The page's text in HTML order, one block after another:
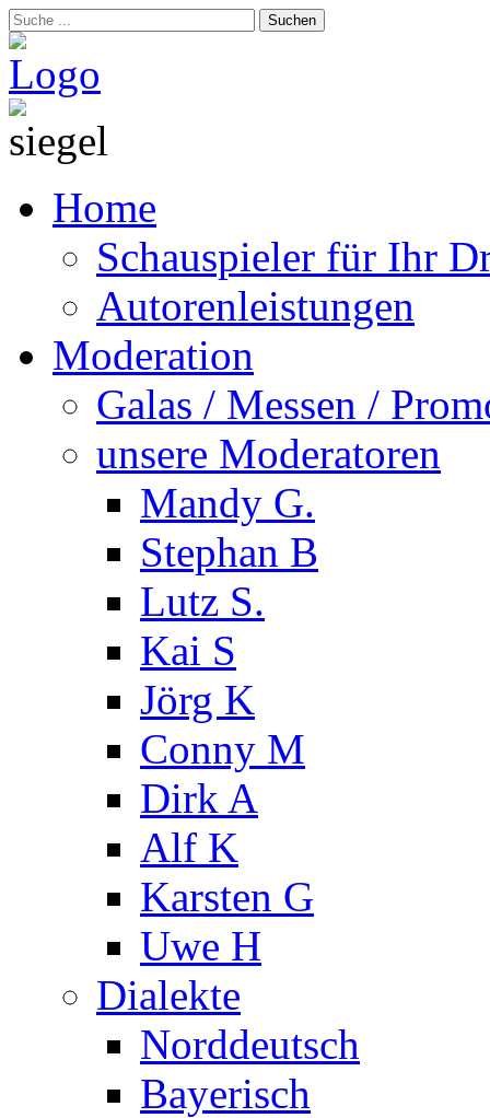
Suchen
Home
Schauspieler für Ihr
Autorenleistungen
Moderation
Galas / Messen /
unsere Moderatoren
Mandy G.
Stephan B
Lutz S.
Kai S
Jörg K
Conny M
Dirk A
Alf K
Karsten G
Uwe H
Dialekte
Norddeutsch
Bayerisch